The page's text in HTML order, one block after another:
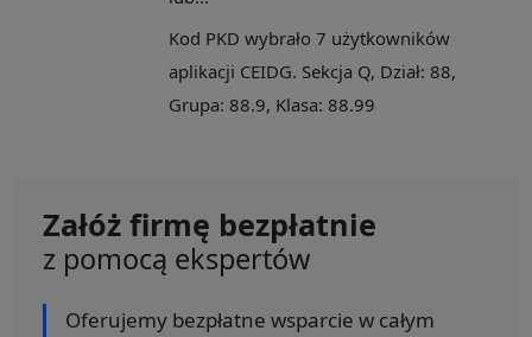
Kod PKD wybrało 7 użytkowników
aplikacji CEIDG. Sekcja Q, Dział: 88,
Grupa: 88.9, Klasa: 88.99
Załóż firmę bezpłatnie
z pomocą ekspertów
Oferujemy bezpłatne wsparcie w całym